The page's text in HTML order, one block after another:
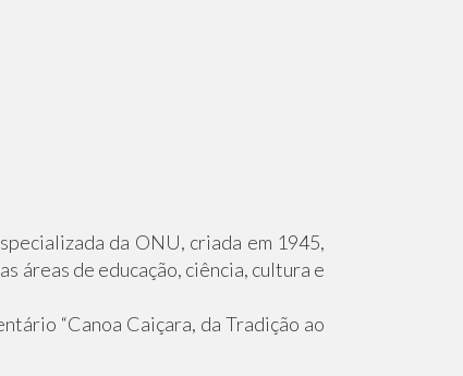
da ONU, criada em 1945,
áreas de educação, ciência, cultura e
“Canoa Caiçara, da Tradição ao